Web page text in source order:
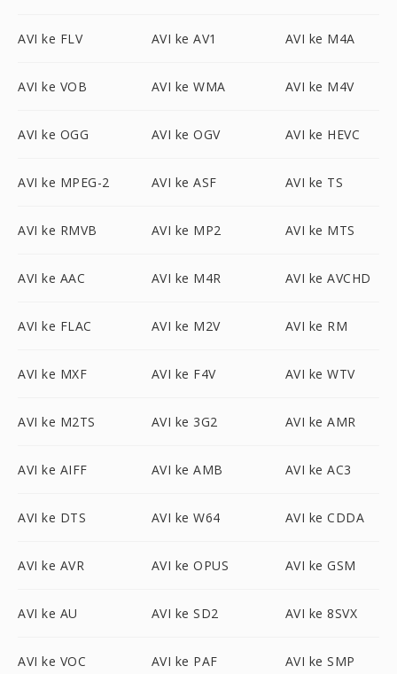
AVI ke FLV AVI ke AV1 AVI ke M4A
AVI ke VOB AVI ke WMA AVI ke M4V
AVI ke OGG AVI ke OGV AVI ke HEVC
AVI ke MPEG-2 AVI ke ASF AVI ke TS
AVI ke RMVB AVI ke MP2 AVI ke MTS
AVI ke AAC AVI ke M4R AVI ke AVCHD
AVI ke FLAC AVI ke M2V AVI ke RM
AVI ke MXF AVI ke F4V AVI ke WTV
AVI ke M2TS AVI ke 3G2 AVI ke AMR
AVI ke AIFF AVI ke AMB AVI ke AC3
AVI ke DTS AVI ke W64 AVI ke CDDA
AVI ke AVR AVI ke OPUS AVI ke GSM
AVI ke AU AVI ke SD2 AVI ke 8SVX
AVI ke VOC AVI ke PAF AVI ke SMP